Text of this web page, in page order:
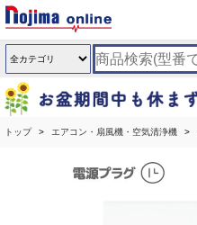
トップ エアコン・扇風機・空気清浄機